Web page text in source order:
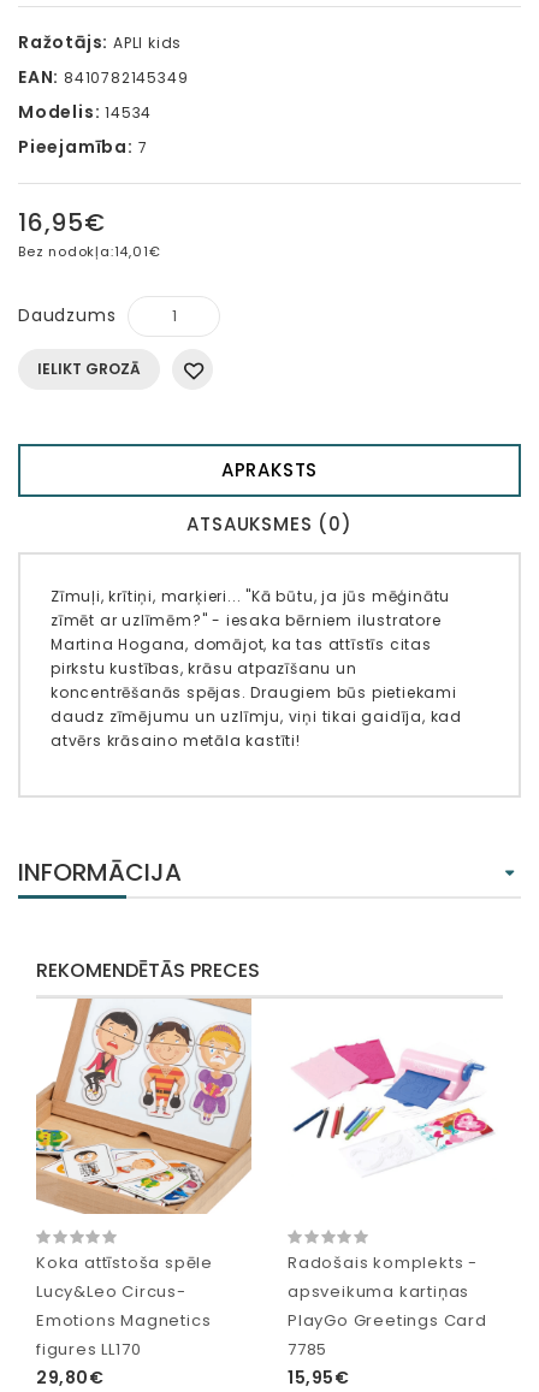
Ražotājs: APLI kids
EAN: 8410782145349
Modelis: 14534
Pieejamība: 7
16,95€
Bez nodokļa:14,01€
Daudzums
IELIKT GROZĀ
APRAKSTS
ATSAUKSMES (0)
Zīmuļi, krītiņi, marķieri... "Kā būtu, ja jūs mēģinātu
zīmēt ar uzlīmēm?" - iesaka bērniem ilustratore
Martina Hogana, domājot, ka tas attīstīs citas
pirkstu kustības, krāsu atpazīšanu un
koncentrēšanās spējas. Draugiem būs pietiekami
daudz zīmējumu un uzlīmju, viņi tikai gaidīja, kad
atvērs krāsaino metāla kastīti!
INFORMĀCIJA
REKOMENDĒTĀS PRECES
Koka attīstoša spēle
Lucy&Leo Circus-
Emotions Magnetics
figures LL170
29,80€
Radošais komplekts -
apsveikuma kartiņas
PlayGo Greetings Card
7785
15,95€